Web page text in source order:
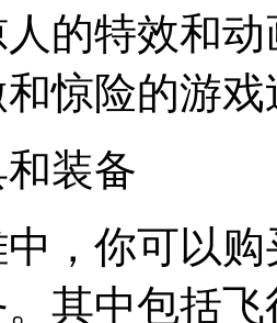
的特效和
惊险的游戏
装备
，你可以
其中包括